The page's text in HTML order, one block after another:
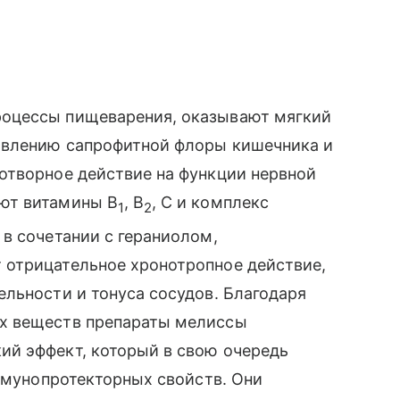
пищеварения, оказывают мягкий
сапрофитной флоры кишечника и
действие на функции нервной
витамины B1 , B2, C и комплекс
сочетании с гераниолом,
хронотропное действие,
и тонуса сосудов. Благодаря
веществ препараты мелиссы
эффект, который в свою очередь
свойств. Они